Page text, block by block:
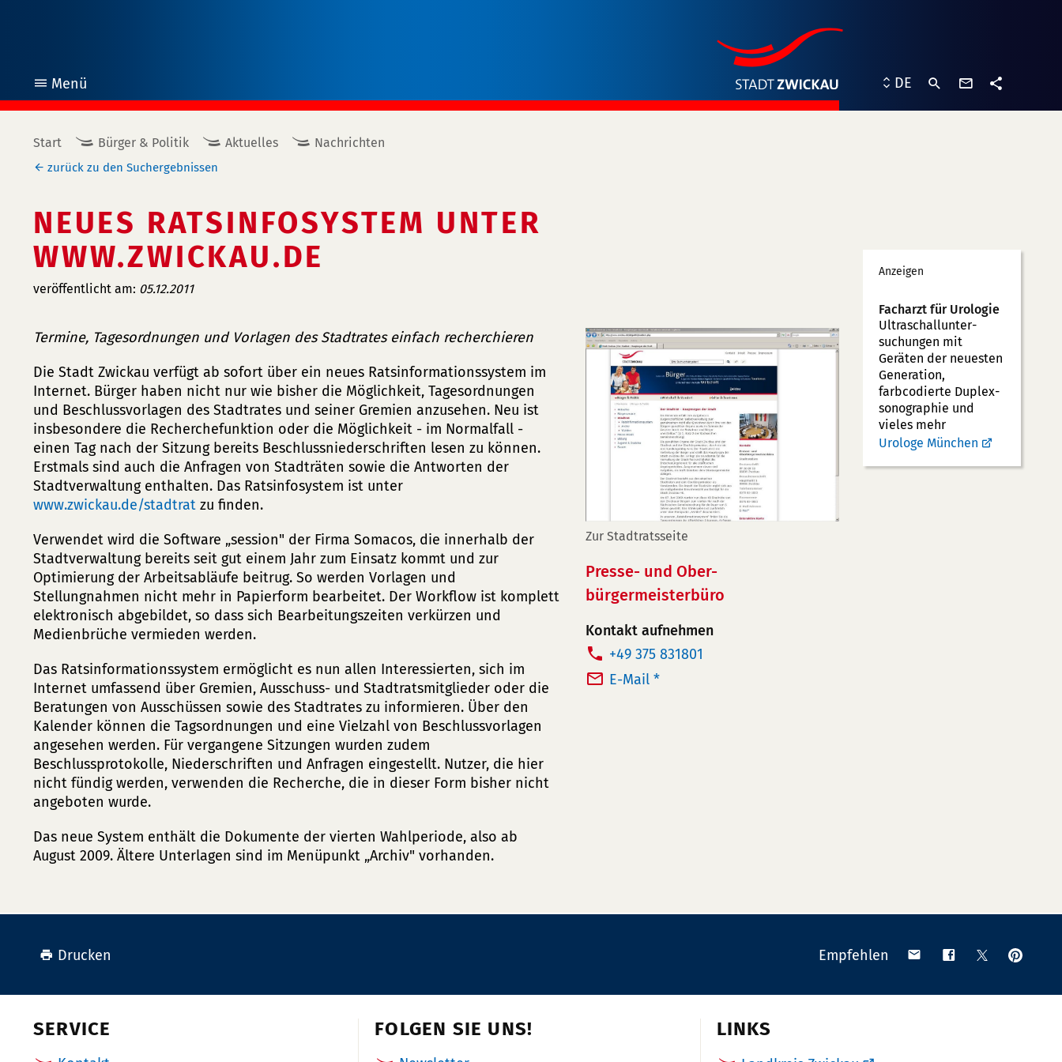
Menü
öffnen
DE
Start Bürger & Politik Aktuelles Nachrichten
zurück zu den Suchergebnissen
NEUES RATSINFOSYSTEM UNTER
WWW.ZWICKAU.DE
veröffentlicht am: 05.12.2011
Termine, Tagesordnungen und Vorlagen des Stadtrates einfach recherchieren
Die Stadt Zwickau verfügt ab sofort über ein neues Ratsinformationssystem im
Internet. Bürger haben nicht nur wie bisher die Möglichkeit, Tagesordnungen
und Beschlussvorlagen des Stadtrates und seiner Gremien anzusehen. Neu ist
insbesondere die Recherchefunktion oder die Möglichkeit - im Normalfall -
einen Tag nach der Sitzung bereits Beschlussniederschriften lesen zu können.
Erstmals sind auch die Anfragen von Stadträten sowie die Antworten der
Stadtverwaltung enthalten. Das Ratsinfosystem ist unter
www.zwickau.de/stadtrat zu finden.
Verwendet wird die Software „session" der Firma Somacos, die innerhalb der
Stadtverwaltung bereits seit gut einem Jahr zum Einsatz kommt und zur
Optimierung der Arbeitsabläufe beitrug. So werden Vorlagen und
Stellungnahmen nicht mehr in Papierform bearbeitet. Der Workflow ist komplett
elektronisch abgebildet, so dass sich Bearbeitungszeiten verkürzen und
Medienbrüche vermieden werden.
Das Ratsinformationssystem ermöglicht es nun allen Interessierten, sich im
Internet umfassend über Gremien, Ausschuss- und Stadtratsmitglieder oder die
Beratungen von Ausschüssen sowie des Stadtrates zu informieren. Über den
Kalender können die Tagsordnungen und eine Vielzahl von Beschlussvorlagen
angesehen werden. Für vergangene Sitzungen wurden zudem
Beschlussprotokolle, Niederschriften und Anfragen eingestellt. Nutzer, die hier
nicht fündig werden, verwenden die Recherche, die in dieser Form bisher nicht
angeboten wurde.
Das neue System enthält die Dokumente der vierten Wahlperiode, also ab
August 2009. Ältere Unterlagen sind im Menüpunkt „Archiv" vorhanden.
Zur Stadtratsseite
Presse- und Ober-
bürgermeisterbüro
Kontakt aufnehmen
T
e
+49 375 831801
E-Mail *
Werbung
Anzeigen
Facharzt für Urologie
Ultraschallunter­
suchungen mit
Geräten der neuesten
Generation,
farbcodierte Duplex­
sonographie und
vieles mehr
Urologe München
Drucken Empfehlen
Teilen Teilen Teilen
SERVICE FOLGEN SIE UNS! LINKS